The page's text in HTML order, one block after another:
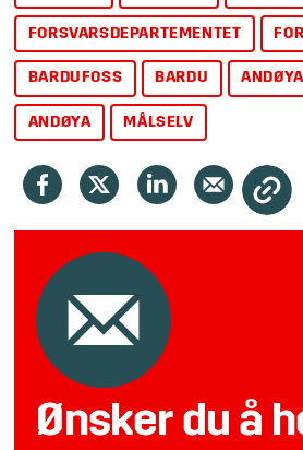
FORSVARSDEPARTEMENTET
BARDUFOSS BARDU
ANDØYA MÅLSELV
Ønsker du å